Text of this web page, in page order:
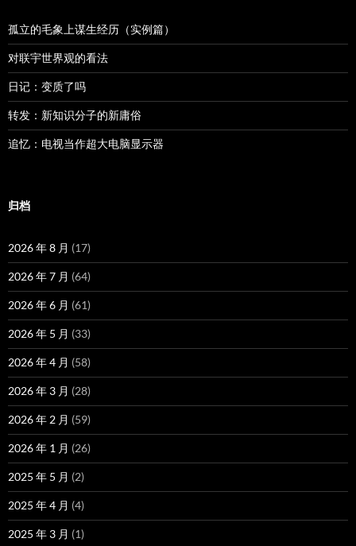
孤立的毛象上谋生经历（实例篇）
对联宇世界观的看法
日记：变质了吗
转发：新知识分子的新庸俗
追忆：电视当作超大电脑显示器
归档
2026 年 8 月 (17)
2026 年 7 月 (64)
2026 年 6 月 (61)
2026 年 5 月 (33)
2026 年 4 月 (58)
2026 年 3 月 (28)
2026 年 2 月 (59)
2026 年 1 月 (26)
2025 年 5 月 (2)
2025 年 4 月 (4)
2025 年 3 月 (1)